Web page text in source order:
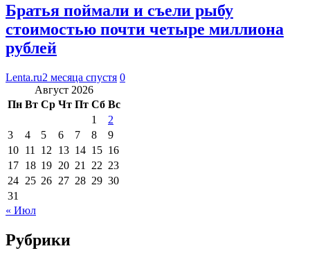
Братья поймали и съели рыбу
стоимостью почти четыре миллиона
рублей
Lenta.ru2 месяца спустя 0
Август 2026
Пн Вт Ср Чт Пт Сб Вс
1
2
3
4 5 6 7 8
9
10 11 12 13 14 15 16
17 18 19 20 21 22 23
24 25 26 27 28 29 30
31
« Июл
Рубрики